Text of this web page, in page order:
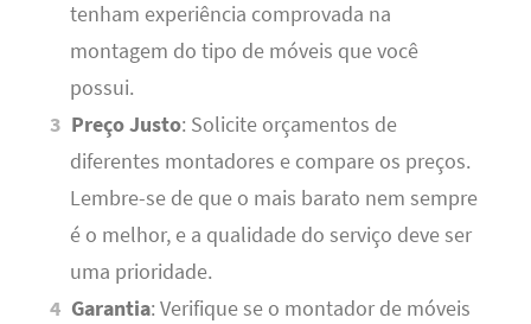
tenham experiência comprovada na
montagem do tipo de móveis que você
possui.
Preço Justo: Solicite orçamentos de
diferentes montadores e compare os preços.
Lembre-se de que o mais barato nem sempre
é o melhor, e a qualidade do serviço deve ser
uma prioridade.
Garantia: Verifique se o montador de móveis